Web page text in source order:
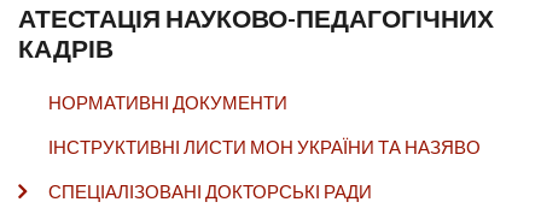
АТЕСТАЦІЯ НАУКОВО-ПЕДАГОГІЧНИХ
КАДРІВ
НОРМАТИВНІ ДОКУМЕНТИ
ІНСТРУКТИВНІ ЛИСТИ МОН УКРАЇНИ ТА НАЗЯВО
СПЕЦІАЛІЗОВАНІ ДОКТОРСЬКІ РАДИ